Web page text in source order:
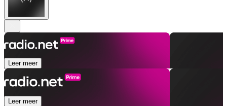
Leer meer
Leer meer